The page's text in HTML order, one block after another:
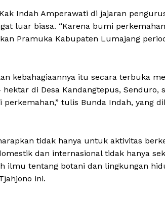
Indah Amperawati di jajaran
luar biasa. “Karena bumi
Pramuka Kabupaten Lumajang
kebahagiaannya itu secara terbuka
hektar di Desa Kandangtepus, Senduro,
tulis Bunda Indah, yang
tidak hanya untuk aktivitas
dan internasional tidak hanya
ilmu tentang botani dan lingkungan
ini.